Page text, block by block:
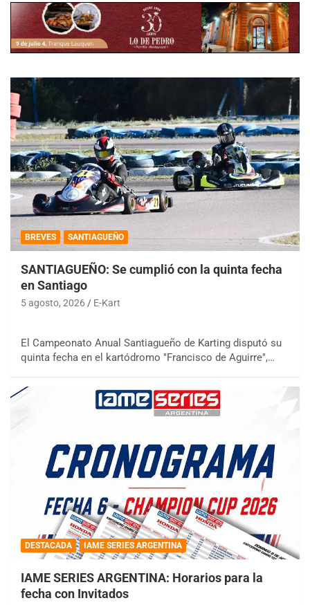
BREVES SANTIAGUEÑO
SANTIAGUEÑO: Se cumplió con la quinta fecha
en Santiago
5 agosto, 2026 E-Kart
El Campeonato Anual Santiagueño de Karting disputó su
quinta fecha en el kartódromo "Francisco de Aguirre",…
DESTACADA IAME SERIES ARGENTINA
IAME SERIES ARGENTINA: Horarios para la
fecha con Invitados